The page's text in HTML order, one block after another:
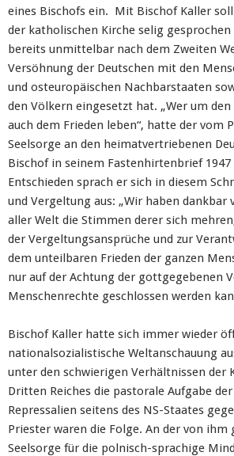
eines Bischofs ein. Mit Bischof Kaller
der katholischen Kirche selig gesprochen
bereits unmittelbar nach dem Zweiten
Versöhnung der Deutschen mit den
und osteuropäischen Nachbarstaaten
den Völkern eingesetzt hat. „Wer um
auch dem Frieden leben“, hatte der vom
Seelsorge an den heimatvertriebenen
Bischof in seinem Fastenhirtenbrief 1947
Entschieden sprach er sich in diesem
und Vergeltung aus: „Wir haben dankbar
aller Welt die Stimmen derer sich
der Vergeltungsansprüche und zur
dem unteilbaren Frieden der ganzen
nur auf der Achtung der gottgegebenen
Menschenrechte geschlossen werden
Bischof Kaller hatte sich immer wieder
nationalsozialistische Weltanschauung
unter den schwierigen Verhältnissen der
Dritten Reiches die pastorale Aufgabe
Repressalien seitens des NS-Staates
Priester waren die Folge. An der von ihm
Seelsorge für die polnisch-sprachige